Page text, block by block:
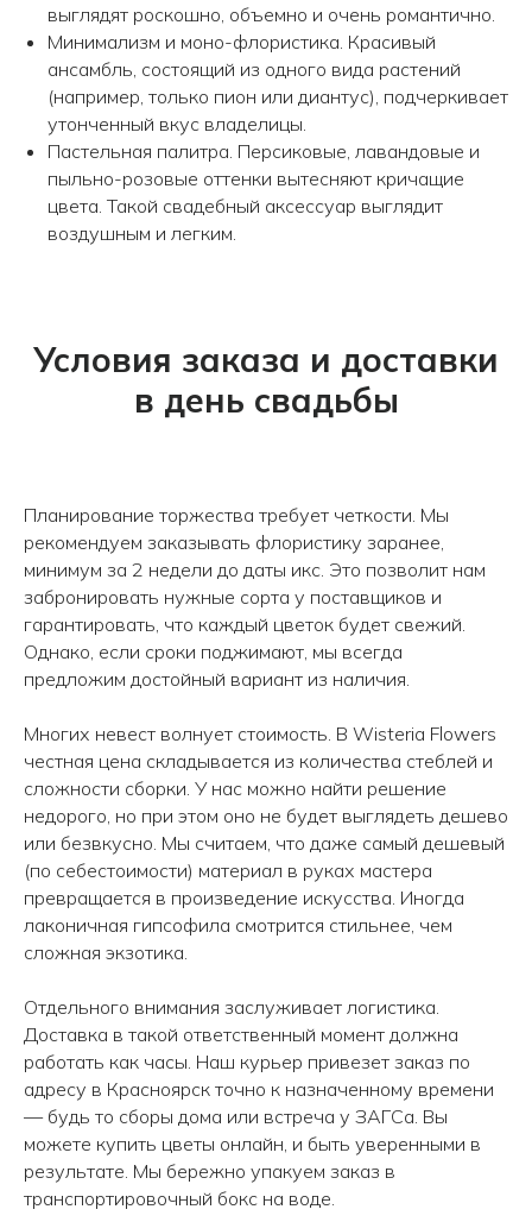
выглядят роскошно, объемно и очень романтично.
Минимализм и моно-флористика. Красивый
ансамбль, состоящий из одного вида растений
(например, только пион или диантус), подчеркивает
утонченный вкус владелицы.
Пастельная палитра. Персиковые, лавандовые и
пыльно-розовые оттенки вытесняют кричащие
цвета. Такой свадебный аксессуар выглядит
воздушным и легким.
Условия заказа и доставки
в день свадьбы
Планирование торжества требует четкости. Мы
рекомендуем заказывать флористику заранее,
минимум за 2 недели до даты икс. Это позволит нам
забронировать нужные сорта у поставщиков и
гарантировать, что каждый цветок будет свежий.
Однако, если сроки поджимают, мы всегда
предложим достойный вариант из наличия.
Многих невест волнует стоимость. В Wisteria Flowers
честная цена складывается из количества стеблей и
сложности сборки. У нас можно найти решение
недорого, но при этом оно не будет выглядеть дешево
или безвкусно. Мы считаем, что даже самый дешевый
(по себестоимости) материал в руках мастера
превращается в произведение искусства. Иногда
лаконичная гипсофила смотрится стильнее, чем
сложная экзотика.
Отдельного внимания заслуживает логистика.
Доставка в такой ответственный момент должна
работать как часы. Наш курьер привезет заказ по
адресу в Красноярск точно к назначенному времени
— будь то сборы дома или встреча у ЗАГСа. Вы
можете купить цветы онлайн, и быть уверенными в
результате. Мы бережно упакуем заказ в
транспортировочный бокс на воде.
Принимаем заказы с 9.00 до 21.00